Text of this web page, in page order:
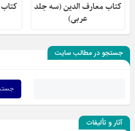
کتاب معارف الدین (سه جلد
عربی)
جستجو در مطالب سایت
آثار و تألیفات